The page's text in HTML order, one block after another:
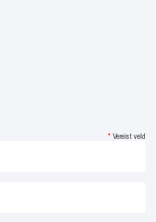
* Vereist veld